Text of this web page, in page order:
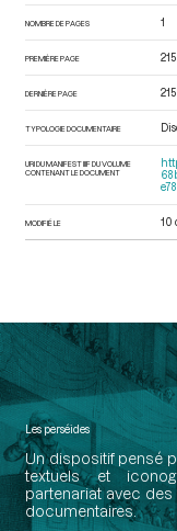
NOMBRE DE PAGES 1
PREMIÈRE PAGE 215
DERNIÈRE PAGE 215
TYPOLOGIE DOCUMENTAIRE
URI DU MANIFEST IIIF DU VOLUME
CONTENANT LE DOCUMENT
MODIFIÉ LE 10
Les perséides
Un dispositif pensé
textuels et
partenariat avec
documentaires.